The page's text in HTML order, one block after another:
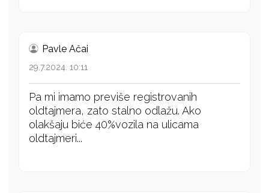
Pavle Ačai
29.7.2024. 10:11
Pa mi imamo previše registrovanih
oldtajmera, zato stalno odlažu. Ako
olakšaju biće 40%vozila na ulicama
oldtajmeri...